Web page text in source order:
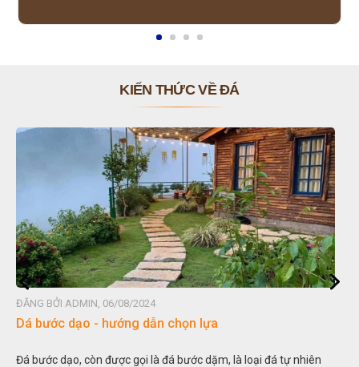
KIẾN THỨC VỀ ĐÁ
ĐĂNG BỞI ADMIN, 06/08/2024
Dá bước dạo - hướng dẫn chọn lựa
Đá bước dạo, còn được gọi là đá bước dặm, là loại đá tự nhiên